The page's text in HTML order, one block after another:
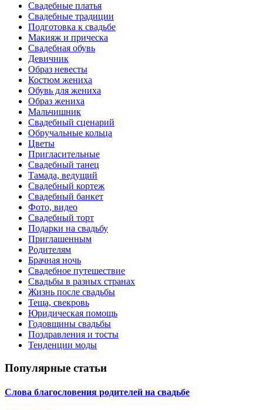
Свадебные платья
Свадебные традиции
Подготовка к свадьбе
Макияж и прическа
Свадебная обувь
Девичник
Образ невесты
Костюм жениха
Обувь для жениха
Образ жениха
Мальчишник
Свадебный сценарий
Обручальные кольца
Цветы
Пригласительные
Свадебный танец
Тамада, ведущий
Свадебный кортеж
Свадебный банкет
Фото, видео
Свадебный торт
Подарки на свадьбу
Приглашенным
Родителям
Брачная ночь
Свадебное путешествие
Свадьбы в разных странах
Жизнь после свадьбы
Теща, свекровь
Юридическая помощь
Годовщины свадьбы
Поздравления и тосты
Тенденции моды
Популярные статьи
Слова благословения родителей на свадьбе